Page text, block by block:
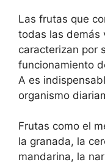
Las frutas que
todas las demás
caracterizan por
funcionamiento
A es
organismo
Frutas como el
la granada, la
mandarina, la